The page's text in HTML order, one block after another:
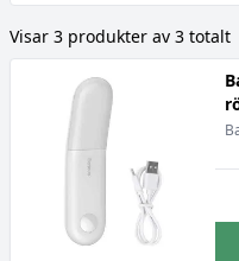
Visar 3 produkter av 3 totalt